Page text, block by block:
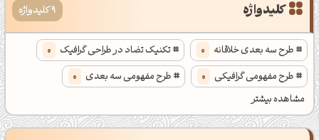
کلیدواژه 9 کلیدواژه
طرح سه بعدی خلاقانه 0 تکنیک تضاد در طراحی گرافیک 0
طرح مفهومی گرافیکی 0 طرح مفهومی سه بعدی 0
مشاهده بیشتر
افزایش خلاقیت در طراحی گرافیک 0